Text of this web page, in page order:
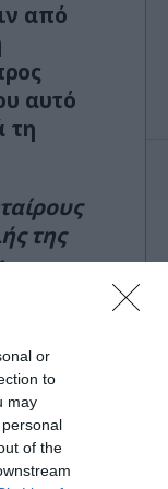
or
to
may
of the
από
αυτό
τη
της